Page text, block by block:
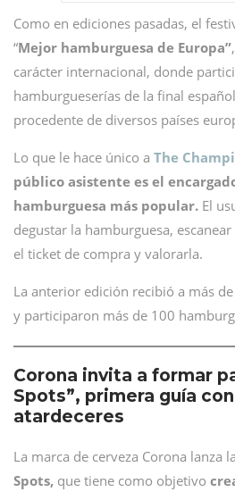
Como en ediciones pasadas, el
“Mejor hamburguesa de Europa”
carácter internacional, donde
hamburgueserías de la final
procedente de diversos países
Lo que le hace único a The
público asistente es el
hamburguesa más popular. El
degustar la hamburguesa,
el ticket de compra y valorarla.
La anterior edición recibió a más
y participaron más de 100
Corona invita a formar
Spots”, primera guía
atardeceres
La marca de cerveza Corona lanza
Spots, que tiene como objetivo